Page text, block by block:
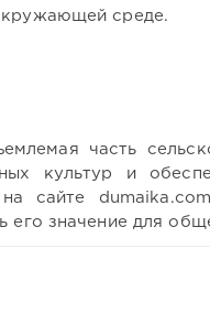
среде.
часть
культур и
сайте
его значение для